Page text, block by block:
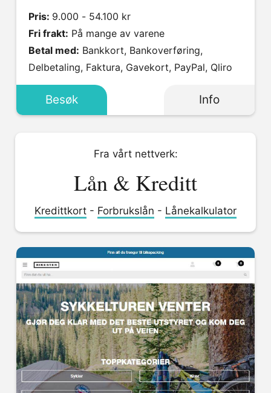
Pris: 9.000 - 54.100 kr
Fri frakt: På mange av varene
Betal med:
Delbetaling, Faktura, Gavekort, PayPal, Qliro
Besøk Info
Fra vårt nettverk:
Lån & Kreditt
Kredittkort - Forbrukslån - Lånekalkulator